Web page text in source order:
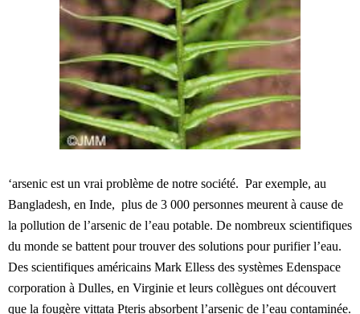
‘arsenic est un vrai problème de notre société. Par exemple, au
Bangladesh, en Inde, plus de 3 000 personnes meurent à cause de
la pollution de l’arsenic de l’eau potable. De nombreux scientifiques
du monde se battent pour trouver des solutions pour purifier l’eau.
Des scientifiques américains Mark Elless des systèmes Edenspace
corporation à Dulles, en Virginie et leurs collègues ont découvert
que la fougère vittata Pteris absorbent l’arsenic de l’eau contaminée.